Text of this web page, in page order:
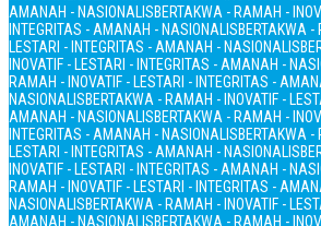
AMANAH - NASIONALISBERTAKWA - RAMAH -
INTEGRITAS - AMANAH - NASIONALISBERTAKWA -
LESTARI - INTEGRITAS - AMANAH - NASIONALIS
INOVATIF - LESTARI - INTEGRITAS - AMANAH -
RAMAH - INOVATIF - LESTARI - INTEGRITAS -
NASIONALISBERTAKWA - RAMAH - INOVATIF -
AMANAH - NASIONALISBERTAKWA - RAMAH -
INTEGRITAS - AMANAH - NASIONALISBERTAKWA -
LESTARI - INTEGRITAS - AMANAH - NASIONALIS
INOVATIF - LESTARI - INTEGRITAS - AMANAH -
RAMAH - INOVATIF - LESTARI - INTEGRITAS -
NASIONALISBERTAKWA - RAMAH - INOVATIF -
AMANAH - NASIONALISBERTAKWA - RAMAH -